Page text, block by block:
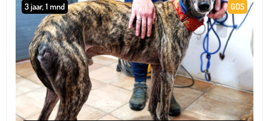
GDS
3 jaar, 1 mnd